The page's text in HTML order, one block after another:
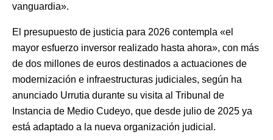
vanguardia».
El presupuesto de justicia para 2026 contempla «el
mayor esfuerzo inversor realizado hasta ahora», con más
de dos millones de euros destinados a actuaciones de
modernización e infraestructuras judiciales, según ha
anunciado Urrutia durante su visita al Tribunal de
Instancia de Medio Cudeyo, que desde julio de 2025 ya
está adaptado a la nueva organización judicial.